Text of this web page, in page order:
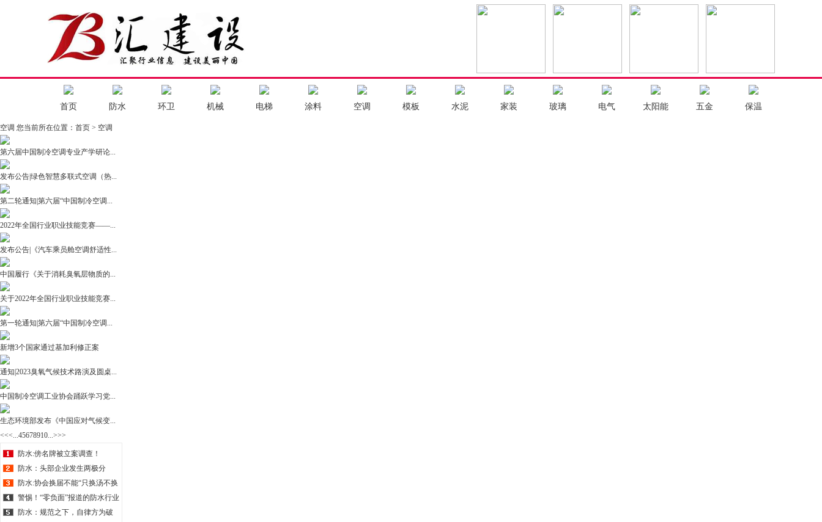
首页 防水 环卫 机械 电梯 涂料 空调 模板 水泥 家装 玻璃 电气 太阳能 五金 保温
空调 您当前所在位置： 首页 > 空调
第六届中国制冷空调专业产学研论...
发布公告|绿色智慧多联式空调（热...
第二轮通知|第六届“中国制冷空调...
2022年全国行业职业技能竞赛——...
发布公告|《汽车乘员舱空调舒适性...
中国履行《关于消耗臭氧层物质的...
关于2022年全国行业职业技能竞赛...
第一轮通知|第六届“中国制冷空调...
新增3个国家通过基加利修正案
通知|2023臭氧气候技术路演及圆桌...
中国制冷空调工业协会踊跃学习党...
生态环境部发布《中国应对气候变...
<<<...45678910...>>>
防水:傍名牌被立案调查！
防水：头部企业发生两极分
化！
防水:协会换届不能“只换汤不换
药”
警惕！“零负面”报道的防水行业
是非常可怕的！
防水：规范之下，自律方为破